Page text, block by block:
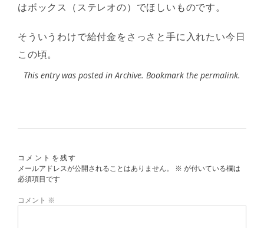
はボックス（ステレオの）でほしいものです。
そういうわけで給付金をさっさと手に入れたい今日
この頃。
This entry was posted inArchive. Bookmark the permalink.
コメントを残す
メールアドレスが公開されることはありません。
※ が付いている欄は
必須項目です
コメント ※